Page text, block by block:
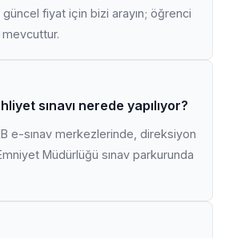
fiyat için bizi arayın; öğrenci
sınavı nerede yapılıyor?
e-sınav merkezlerinde, direksiyon
Müdürlüğü sınav parkurunda